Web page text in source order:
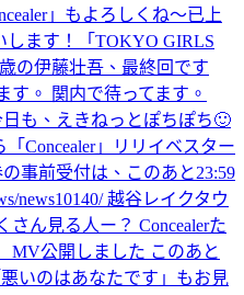
」もよろしくね〜已上
ます！
「TOKYO GIRLS
の伊藤壮吾、最終回です
す。 関内で待ってます。
日も、えきねっとぽちぽち🙂
Concealer」リリイベスター
事前受付は、このあと23:59
news10140/ 越谷レイクタウ
さん見る人ー？ Concealerた
MV公開しました このあと
いのはあなたです」もお見